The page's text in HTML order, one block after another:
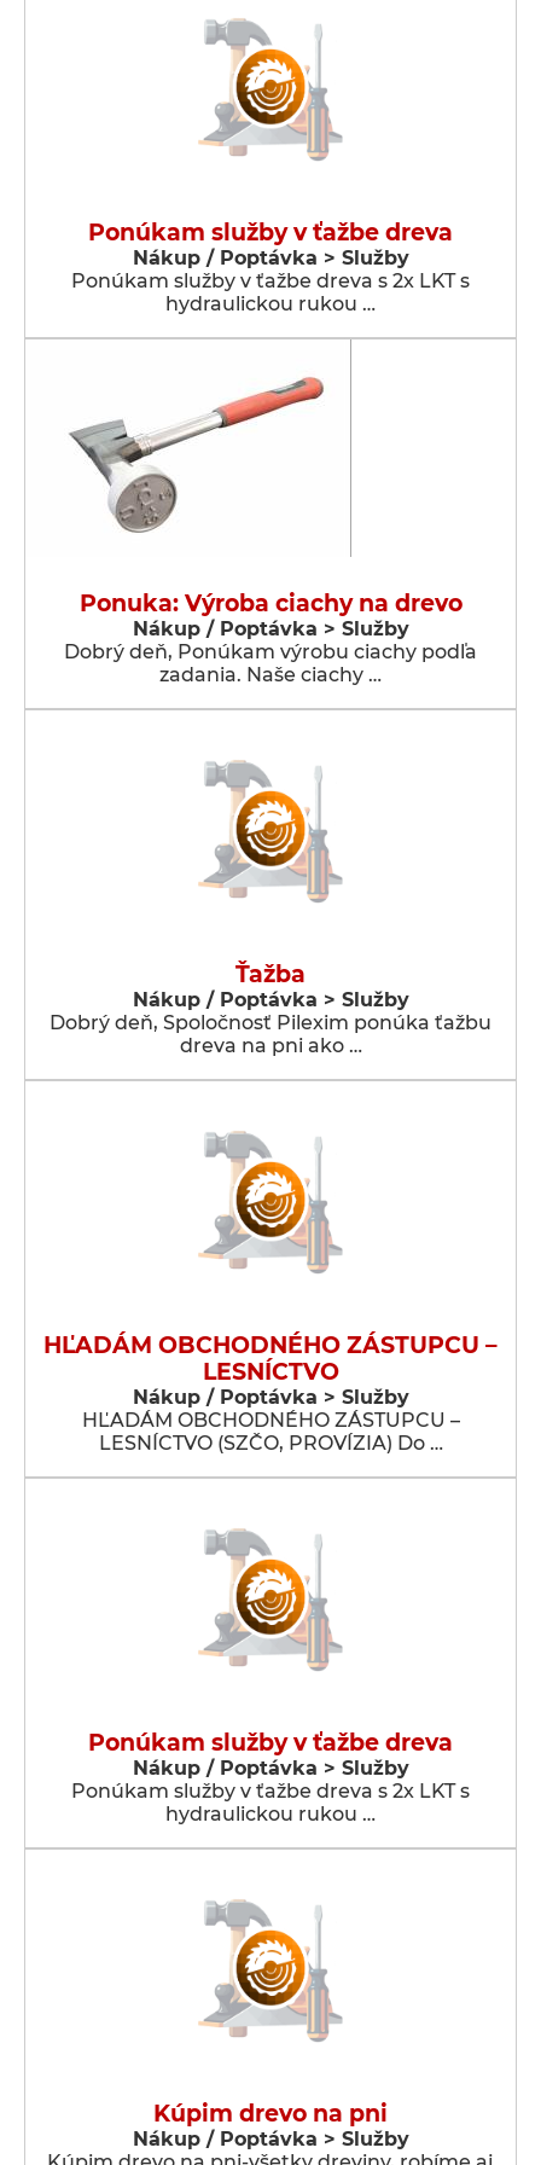
Ponúkam služby v ťažbe dreva
Nákup / Poptávka > Služby
Ponúkam služby v ťažbe dreva s 2x LKT s
hydraulickou rukou …
Ponuka: Výroba ciachy na drevo
Nákup / Poptávka > Služby
Dobrý deň, Ponúkam výrobu ciachy podľa
zadania. Naše ciachy …
Ťažba
Nákup / Poptávka > Služby
Dobrý deň, Spoločnosť Pilexim ponúka ťažbu
dreva na pni ako …
HĽADÁM OBCHODNÉHO ZÁSTUPCU –
LESNÍCTVO
Nákup / Poptávka > Služby
HĽADÁM OBCHODNÉHO ZÁSTUPCU –
LESNÍCTVO (SZČO, PROVÍZIA) Do …
Ponúkam služby v ťažbe dreva
Nákup / Poptávka > Služby
Ponúkam služby v ťažbe dreva s 2x LKT s
hydraulickou rukou …
Kúpim drevo na pni
Nákup / Poptávka > Služby